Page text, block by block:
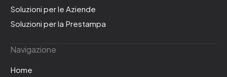
Soluzioni per le Aziende
Soluzioni per la Prestampa
Navigazione
Home